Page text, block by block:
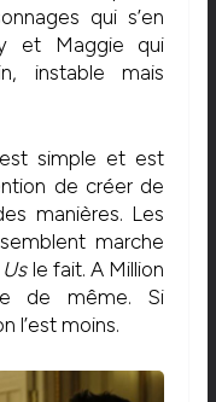
qui s’en
et Maggie qui
instable mais
simple et est
de créer de
manières. Les
marche
Usle fait. A Million
de même. Si
l’est moins.